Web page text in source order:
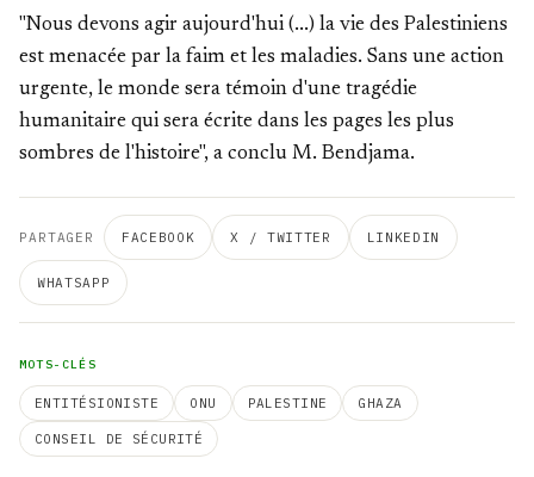
"Nous devons agir aujourd'hui (...) la vie des Palestiniens
est menacée par la faim et les maladies. Sans une action
urgente, le monde sera témoin d'une tragédie
humanitaire qui sera écrite dans les pages les plus
sombres de l'histoire", a conclu M. Bendjama.
PARTAGER FACEBOOK X / TWITTER LINKEDIN
WHATSAPP
MOTS-CLÉS
ENTITÉSIONISTE ONU PALESTINE GHAZA
CONSEIL DE SÉCURITÉ